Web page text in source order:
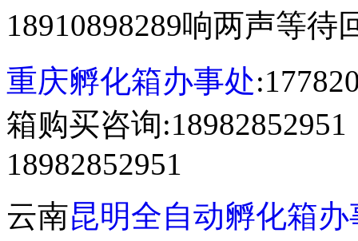
18910898289响两声等
重庆孵化箱办事处
箱购买咨询
18982852951
云南昆明全自动孵化箱办